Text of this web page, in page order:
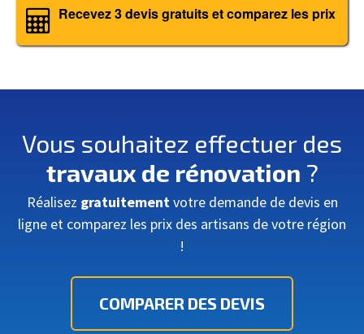
Recevez 3 devis gratuits et comparez les prix
Vous souhaitez effectuer des
travaux de rénovation ?
Réalisez gratuitementvotre demande de devis en
ligne et comparez les prix des artisans de votre région
!
COMPARER DES DEVIS